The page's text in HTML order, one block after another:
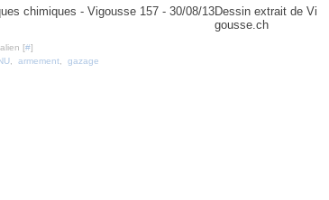
Dessin extrait de Vi
gousse.ch
[#]
, armement, gazage